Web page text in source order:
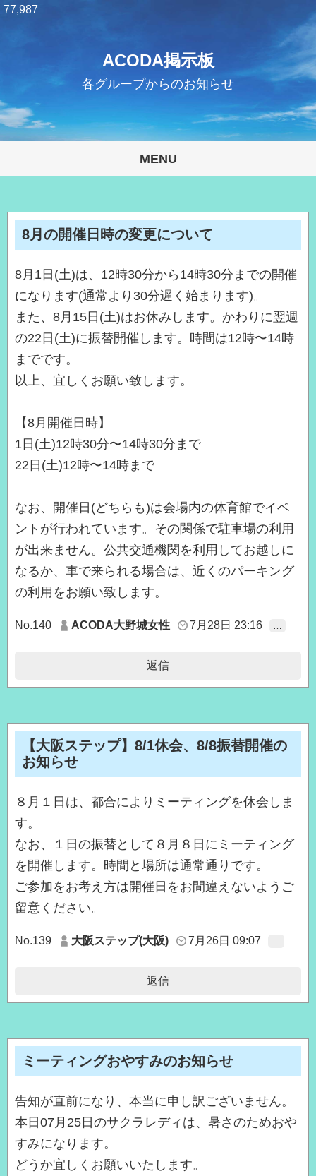
ACODA掲示板
各グループからのお知らせ
MENU
77,987
8月の開催日時の変更について
8月1日(土)は、12時30分から14時30分までの開催
になります(通常より30分遅く始まります)。
また、8月15日(土)はお休みします。かわりに翌週
の22日(土)に振替開催します。時間は12時〜14時
までです。
以上、宜しくお願い致します。
【8月開催日時】
1日(土)12時30分〜14時30分まで
22日(土)12時〜14時まで
なお、開催日(どちらも)は会場内の体育館でイベ
ントが行われています。その関係で駐車場の利用
が出来ません。公共交通機関を利用してお越しに
なるか、車で来られる場合は、近くのパーキング
の利用をお願い致します。
No.140 ACODA大野城女性 7月28日 23:16
返信
【大阪ステップ】8/1休会、8/8振替開催の
お知らせ
８月１日は、都合によりミーティングを休会しま
す。
なお、１日の振替として８月８日にミーティング
を開催します。時間と場所は通常通りです。
ご参加をお考え方は開催日をお間違えないようご
留意ください。
No.139 大阪ステップ(大阪) 7月26日 09:07
返信
ミーティングおやすみのお知らせ
告知が直前になり、本当に申し訳ございません。
本日07月25日のサクラレディは、暑さのためおや
すみになります。
どうか宜しくお願いいたします。